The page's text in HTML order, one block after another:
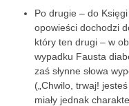
Po drugie – do
opowieści dochodzi
który ten drugi – w
wypadku Fausta
zaś słynne słowa
(„Chwilo, trwaj!
miały jednak